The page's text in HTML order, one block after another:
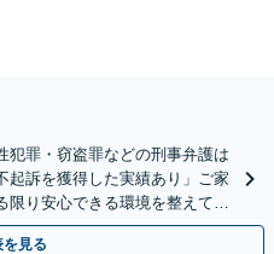
犯罪・窃盗罪などの刑事弁護は
起訴を獲得した実績あり」ご家
り安心できる環境を整えてお
・夜間相談可】
見る